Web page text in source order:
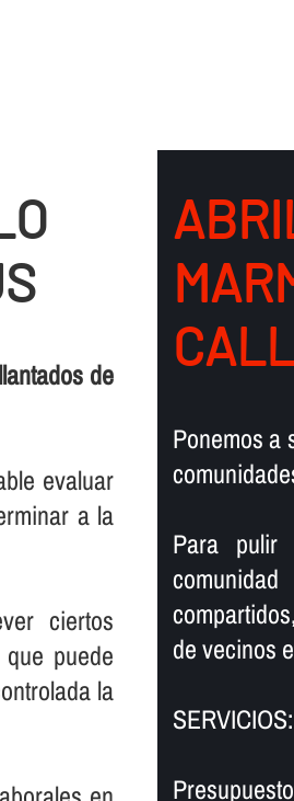
de
evaluar
a la
ciertos
puede
la
Ponemos a
Para pulir
de vecinos